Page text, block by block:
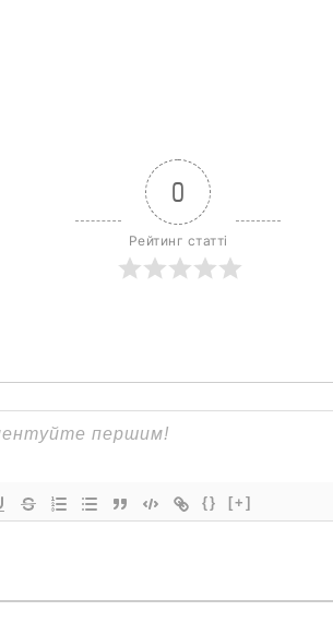
0
Рейтинг статті
{} [+]